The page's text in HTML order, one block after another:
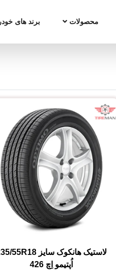
محصولات برند های
لاستیک هانکوک سایز 55R18
اُپتیمو اِچ 426